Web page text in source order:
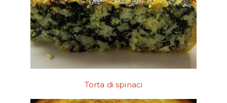
Torta di spinaci